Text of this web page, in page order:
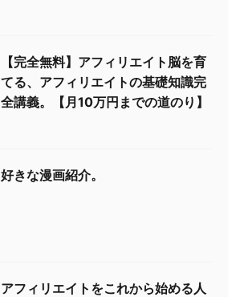
【完全無料】アフィリエイト脳を育
てる、アフィリエイトの基礎知識完
全講義。【月10万円までの道のり】
好きな漫画紹介。
アフィリエイトをこれから始める人